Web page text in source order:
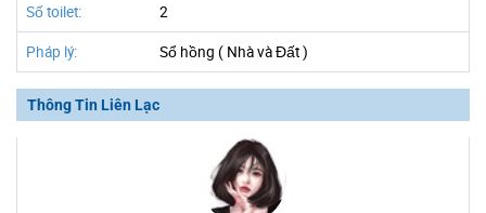
Số toilet: 2
Pháp lý: Sổ hồng ( Nhà và Đất )
Thông Tin Liên Lạc